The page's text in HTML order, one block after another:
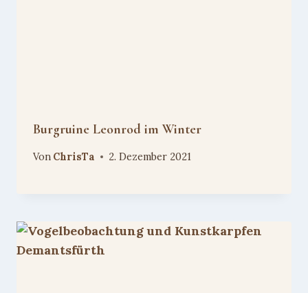
Burgruine Leonrod im Winter
Von ChrisTa 2. Dezember 2021